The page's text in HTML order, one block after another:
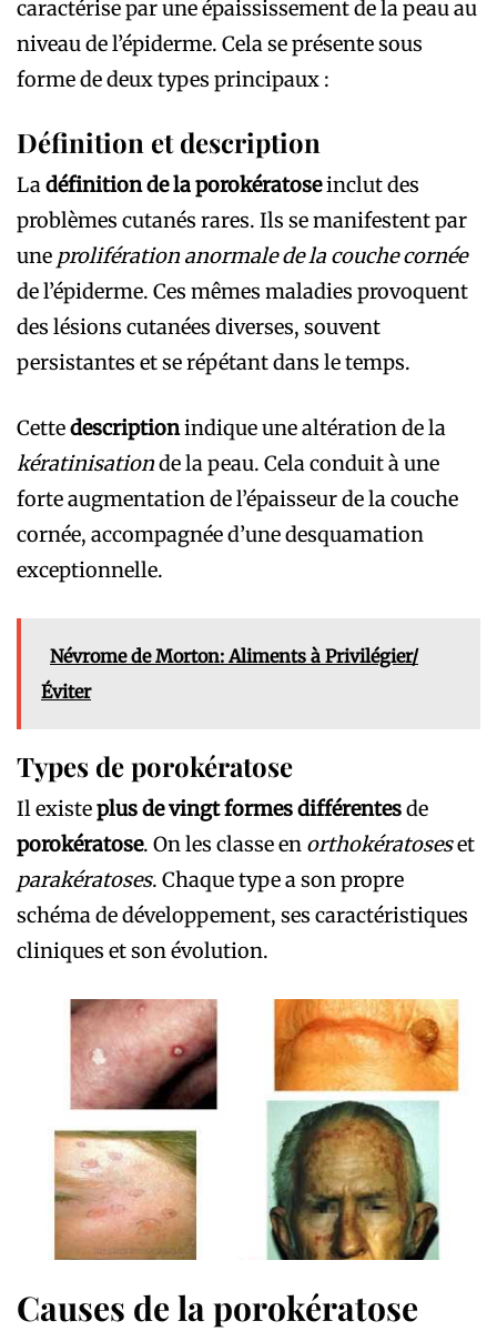
caractérise par une épaississement de la peau au
niveau de l’épiderme. Cela se présente sous
forme de deux types principaux :
Définition et description
Ladéfinition de la porokératoseinclut des
problèmes cutanés rares. Ils se manifestent par
une prolifération anormale de la couche cornée
de l’épiderme. Ces mêmes maladies provoquent
des lésions cutanées diverses, souvent
persistantes et se répétant dans le temps.
Cettedescriptionindique une altération de la
kératinisationde la peau. Cela conduit à une
forte augmentation de l’épaisseur de la couche
cornée, accompagnée d’une desquamation
exceptionnelle.
Névrome de Morton: Aliments à Privilégier/
Éviter
Types de porokératose
Il existeplus de vingt formes différentesde
porokératose. On les classe en orthokératoseset
parakératoses. Chaque type a son propre
schéma de développement, ses caractéristiques
cliniques et son évolution.
Causes de la porokératose